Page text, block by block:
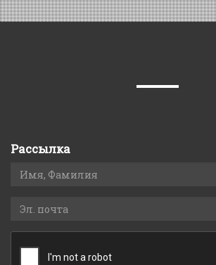
Рассылка